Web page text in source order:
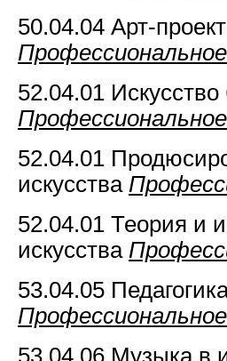
50.04.04 Арт-
52.04.01
52.04.01
искусства
52.04.01 Теория и
искусства
53.04.05
53.04.06 Музыка в